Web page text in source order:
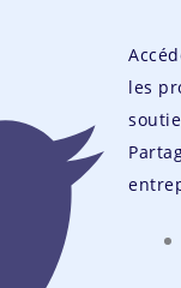
les